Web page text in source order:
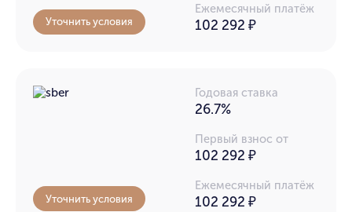
Ежемесячный платёж
102 292 ₽
Уточнить условия
Годовая ставка
26.7%
Первый взнос от
102 292 ₽
Ежемесячный платёж
102 292 ₽
Уточнить условия